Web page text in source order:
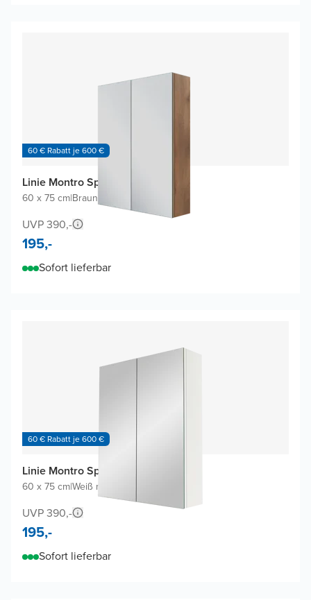
60 € Rabatt je 600 €
Linie Montro Spiegelschrank
60 x 75 cm|Braune Eiche
UVP 390,-
195,-
Sofort lieferbar
60 € Rabatt je 600 €
Linie Montro Spiegelschrank
60 x 75 cm|Weiß matt
UVP 390,-
195,-
Sofort lieferbar